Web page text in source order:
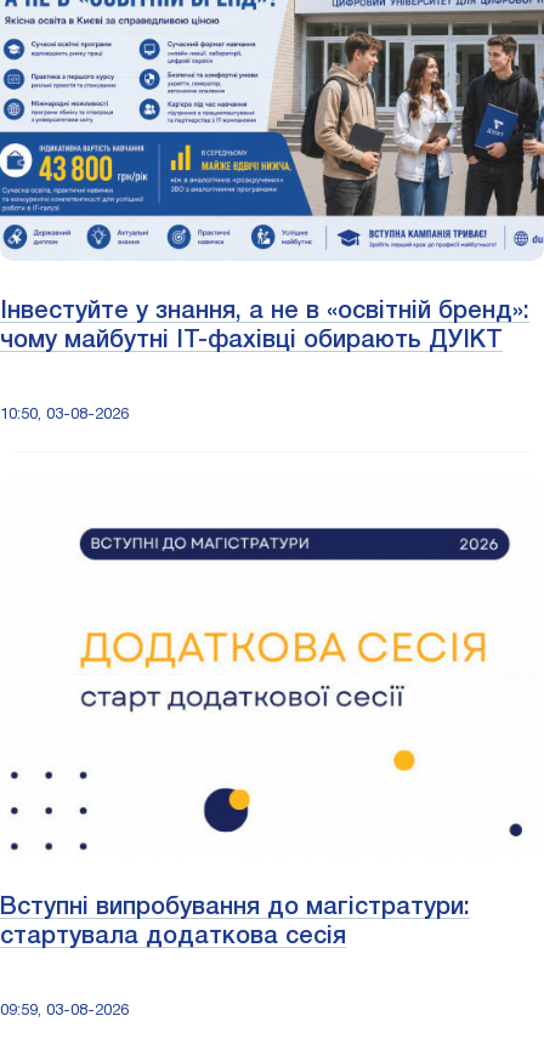
Інвестуйте у знання, а не в «освітній бренд»:
чому майбутні ІТ-фахівці обирають ДУІКТ
10:50, 03-08-2026
Вступні випробування до магістратури:
стартувала додаткова сесія
09:59, 03-08-2026